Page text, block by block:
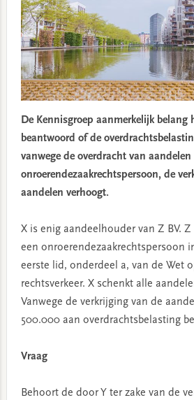
De Kennisgroep aanmerkelijk belang
beantwoord of de
vanwege de overdracht van aandelen
onroerendezaakrechtspersoon, de
aandelen verhoogt.
X is enig aandeelhouder van Z BV. Z
een onroerendezaakrechtspersoon
eerste lid, onderdeel a, van de Wet
rechtsverkeer. X schenkt alle
Vanwege de verkrijging van de
500.000 aan overdrachtsbelasting
Vraag
Behoort de door Y ter zake van de